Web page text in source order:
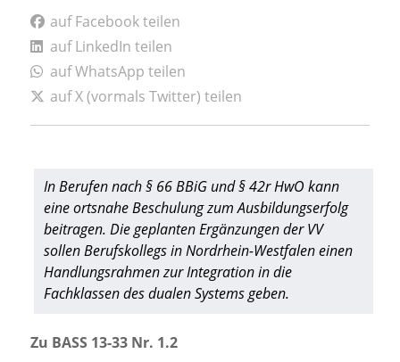
auf Facebook teilen
auf LinkedIn teilen
auf WhatsApp teilen
auf X (vormals Twitter) teilen
In Berufen nach § 66 BBiG und § 42r HwO kann
eine ortsnahe Beschulung zum Ausbildungserfolg
beitragen. Die geplanten Ergänzungen der VV
sollen Berufskollegs in Nordrhein-Westfalen einen
Handlungsrahmen zur Integration in die
Fachklassen des dualen Systems geben.
Zu BASS 13-33 Nr. 1.2